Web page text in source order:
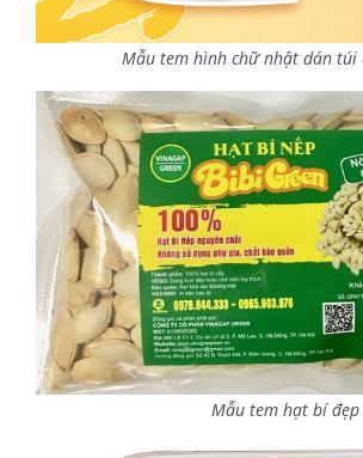
Mẫu tem hình chữ nhật dán
Mẫu tem hạt bí đẹp